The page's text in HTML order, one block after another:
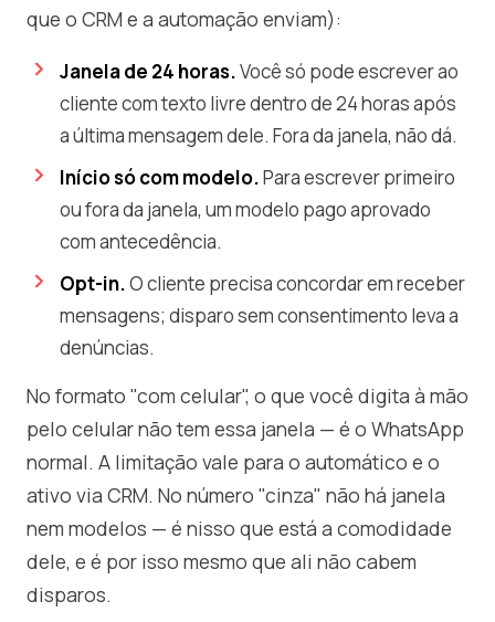
que o CRM e a automação enviam):
Janela de 24 horas.Você só pode escrever ao
cliente com texto livre dentro de 24 horas após
a última mensagem dele. Fora da janela, não dá.
Início só com modelo.Para escrever primeiro
ou fora da janela, um modelo pago aprovado
com antecedência.
Opt-in.O cliente precisa concordar em receber
mensagens; disparo sem consentimento leva a
denúncias.
No formato "com celular", o que você digita à mão
pelo celular não tem essa janela — é o WhatsApp
normal. A limitação vale para o automático e o
ativo via CRM. No número "cinza" não há janela
nem modelos — é nisso que está a comodidade
dele, e é por isso mesmo que ali não cabem
disparos.